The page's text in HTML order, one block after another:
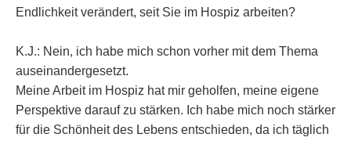
Endlichkeit verändert, seit Sie im Hospiz arbeiten?
K.J.: Nein, ich habe mich schon vorher mit dem Thema
auseinandergesetzt.
Meine Arbeit im Hospiz hat mir geholfen, meine eigene
Perspektive darauf zu stärken. Ich habe mich noch stärker
für die Schönheit des Lebens entschieden, da ich täglich